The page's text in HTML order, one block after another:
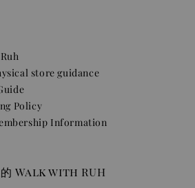
store guidance
Policy
Information
的 Walk with RUH